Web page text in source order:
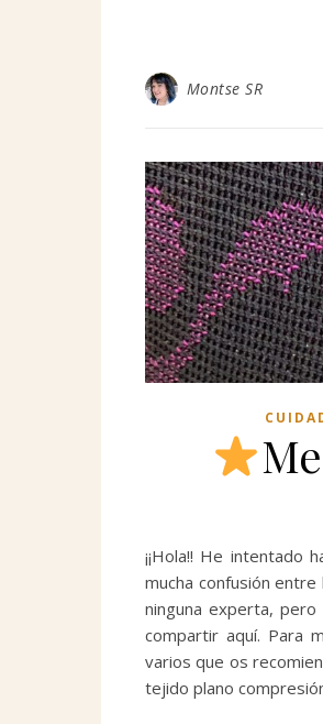
Montse SR
¡¡Hola!! He intentado
mucha confusión
ninguna experta,
compartir aquí. Para
varios que os
tejido plano